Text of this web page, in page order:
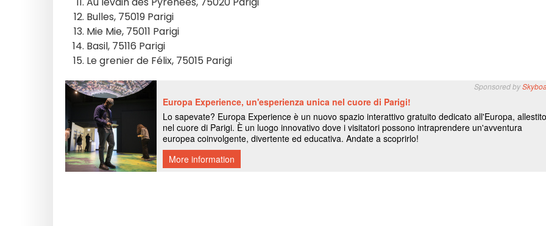
Bulles, 75019 Parigi
Mie Mie, 75011 Parigi
Basil, 75116 Parigi
Le grenier de Félix, 75015 Parigi